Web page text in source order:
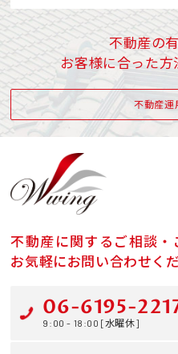
不動産の
お客様に合った方
不動産運
不動産に関するご相談・
お気軽にお問い合わせくだ
06-6195-
9:00 - 18:00 [水曜休]